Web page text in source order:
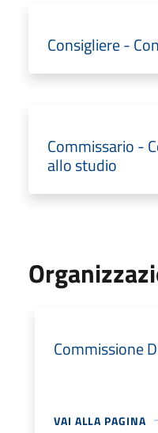
Consigliere -
Commissario -
allo studio
Commissione
VAI ALLA PAGINA